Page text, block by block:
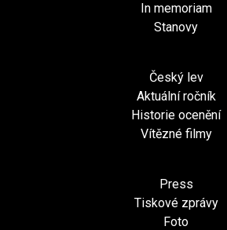
In memoriam
Stanovy
Český lev
Aktuální ročník
Historie ocenění
Vítězné filmy
Press
Tiskové zprávy
Foto